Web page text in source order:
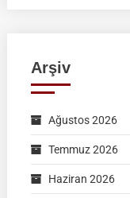
Arşiv
Ağustos 2026
Temmuz 2026
Haziran 2026